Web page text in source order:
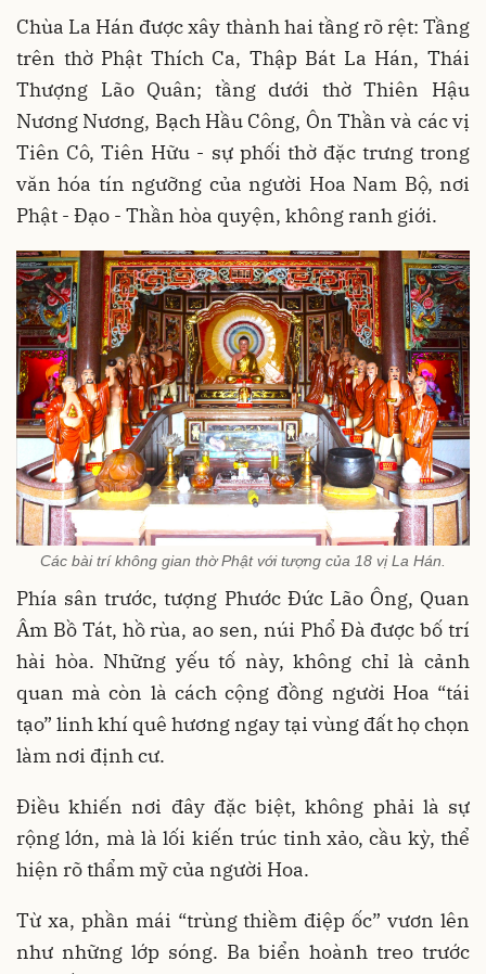
Chùa La Hán được xây thành hai tầng rõ rệt: Tầng
trên thờ Phật Thích Ca, Thập Bát La Hán, Thái
Thượng Lão Quân; tầng dưới thờ Thiên Hậu
Nương Nương, Bạch Hầu Công, Ôn Thần và các vị
Tiên Cô, Tiên Hữu - sự phối thờ đặc trưng trong
văn hóa tín ngưỡng của người Hoa Nam Bộ, nơi
Phật - Đạo - Thần hòa quyện, không ranh giới.
Các bài trí không gian thờ Phật với tượng của 18 vị La Hán.
Phía sân trước, tượng Phước Đức Lão Ông, Quan
Âm Bồ Tát, hồ rùa, ao sen, núi Phổ Đà được bố trí
hài hòa. Những yếu tố này, không chỉ là cảnh
quan mà còn là cách cộng đồng người Hoa “tái
tạo” linh khí quê hương ngay tại vùng đất họ chọn
làm nơi định cư.
Điều khiến nơi đây đặc biệt, không phải là sự
rộng lớn, mà là lối kiến trúc tinh xảo, cầu kỳ, thể
hiện rõ thẩm mỹ của người Hoa.
Từ xa, phần mái “trùng thiềm điệp ốc” vươn lên
như những lớp sóng. Ba biển hoành treo trước